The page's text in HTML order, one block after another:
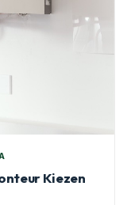
Kiezen